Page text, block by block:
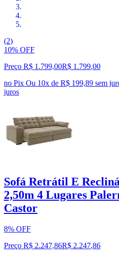
(2)
10% OFF
Preço R$ 1.799,00R$ 1.799,00
no Pix Ou 10x de R$ 199,89 sem
juros
Sofá Retrátil E
2,50m 4 Lugares
Castor
8% OFF
Preço R$ 2.247,86R$ 2.247,86